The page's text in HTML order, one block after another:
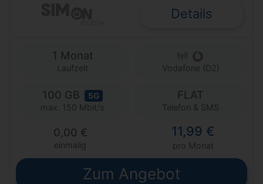
Details
1 Monat
Laufzeit Vodafone (D2)
100 GB 5G
max. 150 Mbit/s
FLAT
Telefon & SMS
0,00 €
einmalig
11,99 €
pro Monat
Zum Angebot